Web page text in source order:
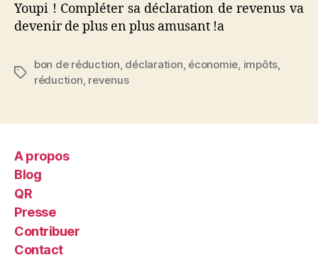
Youpi ! Compléter sa déclaration de revenus va
devenir de plus en plus amusant !a
Étiquettes
bon de réduction, déclaration, économie, impôts,
réduction, revenus
A propos
Blog
QR
Presse
Contribuer
Contact